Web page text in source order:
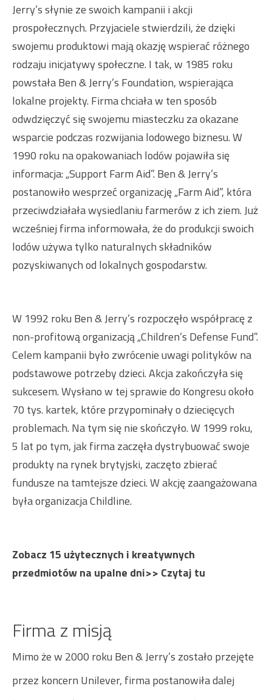
Jerry’s słynie ze swoich kampanii i akcji
prospołecznych. Przyjaciele stwierdzili, że dzięki
swojemu produktowi mają okazję wspierać różnego
rodzaju inicjatywy społeczne. I tak, w 1985 roku
powstała Ben & Jerry’s Foundation, wspierająca
lokalne projekty. Firma chciała w ten sposób
odwdzięczyć się swojemu miasteczku za okazane
wsparcie podczas rozwijania lodowego biznesu. W
1990 roku na opakowaniach lodów pojawiła się
informacja: „Support Farm Aid”. Ben & Jerry’s
postanowiło wesprzeć organizację „Farm Aid”, która
przeciwdziałała wysiedlaniu farmerów z ich ziem.Już
wcześniej firma informowała, że do produkcji swoich
lodów używa tylko naturalnych składników
pozyskiwanych od lokalnych gospodarstw.
W 1992 roku Ben & Jerry’s rozpoczęło współpracę z
non-profitową organizacją „Children’s Defense Fund”.
Celem kampanii było zwrócenie uwagi polityków na
podstawowe potrzeby dzieci. Akcja zakończyła się
sukcesem. Wysłano w tej sprawie do Kongresu około
70 tys. kartek, które przypominały o dziecięcych
problemach. Na tym się nie skończyło. W 1999 roku,
5 lat po tym, jak firma zaczęła dystrybuować swoje
produkty na rynek brytyjski, zaczęto zbierać
fundusze na tamtejsze dzieci. W akcję zaangażowana
była organizacja Childline.
Zobacz 15 użytecznych i kreatywnych
przedmiotów na upalne dni>> Czytaj tu
Firma z misją
Mimo że w 2000 roku Ben & Jerry’s zostało przejęte
przez koncern Unilever, firma postanowiła dalej